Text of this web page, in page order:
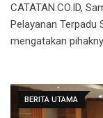
CATATAN.CO.ID,
Pelayanan Terpadu
mengatakan
BERITA UTAMA